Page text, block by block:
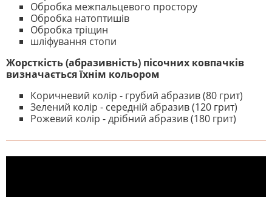
Обробка межпальцевого простору
Обробка натоптишів
Обробка тріщин
шліфування стопи
Жорсткість (абразивність) пісочних ковпачків
визначається їхнім кольором
Коричневий колір - грубий абразив (80 грит)
Зелений колір - середній абразив (120 грит)
Рожевий колір - дрібний абразив (180 грит)
На даний час немає відгуків. Ви
першим, хто напише відгук.